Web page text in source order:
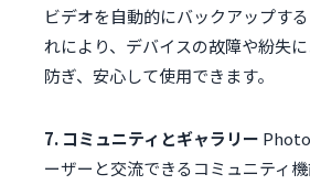
ビデオを自動的にバックアップす
れにより、デバイスの故障や紛失
防ぎ、安心して使用できます。
7. コミュニティとギャラリー
ーザーと交流できるコミュニティ